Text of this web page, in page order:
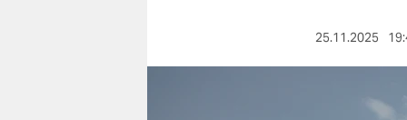
25.11.2025